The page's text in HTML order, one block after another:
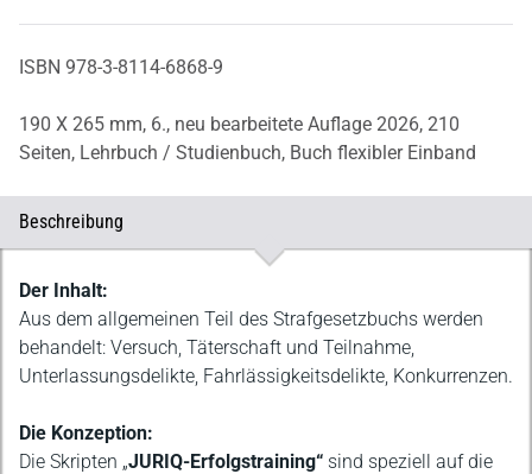
ISBN 978-3-8114-6868-9
190 X 265 mm, 6., neu bearbeitete Auflage 2026, 210
Seiten, Lehrbuch / Studienbuch, Buch flexibler Einband
Beschreibung
Beschreibung
Der Inhalt:
Aus dem allgemeinen Teil des Strafgesetzbuchs werden
behandelt: Versuch, Täterschaft und Teilnahme,
Unterlassungsdelikte, Fahrlässigkeitsdelikte, Konkurrenzen.
Die Konzeption:
Die Skripten „JURIQ-Erfolgstraining“ sind speziell auf die